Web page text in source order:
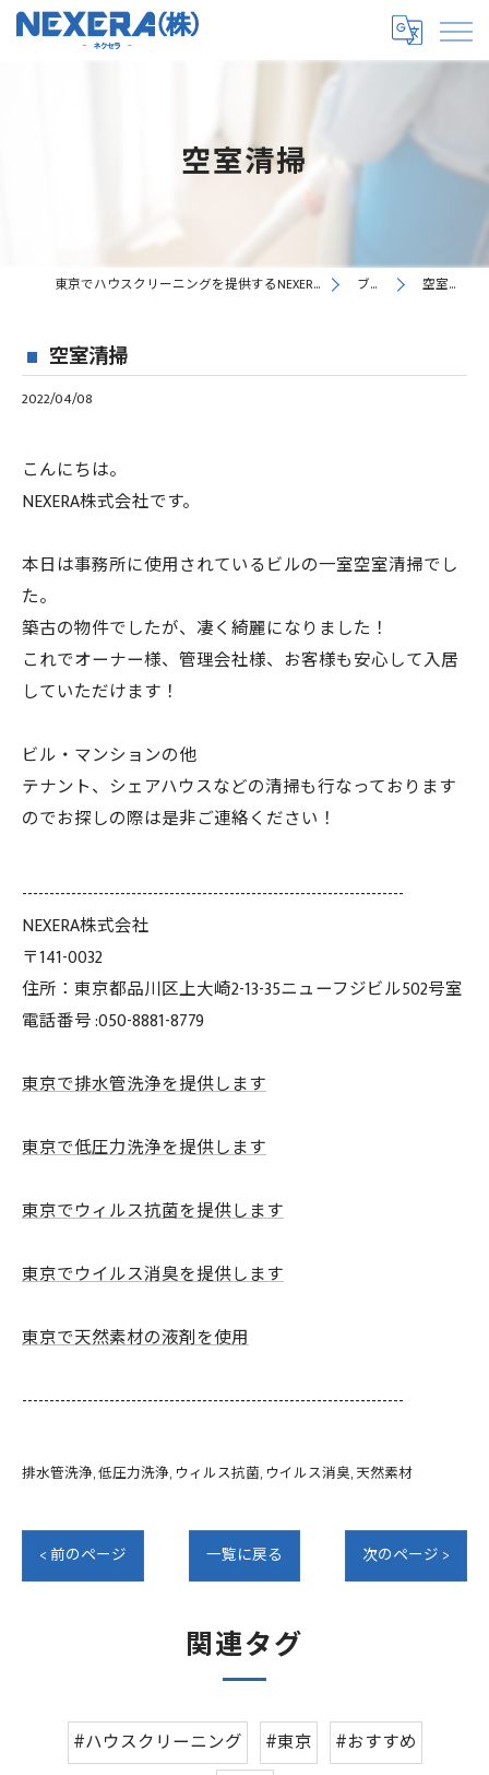
空室清掃
東京でハウスクリーニングを提供するNEXERA株式会社 ブログ 空室清掃
空室清掃
2022/04/08
こんにちは。
NEXERA株式会社です。
本日は事務所に使用されているビルの一室空室清掃でし
た。
築古の物件でしたが、凄く綺麗になりました！
これでオーナー様、管理会社様、お客様も安心して入居
していただけます！
ビル・マンションの他
テナント、シェアハウスなどの清掃も行なっております
のでお探しの際は是非ご連絡ください！
----------------------------------------------------------------------
NEXERA株式会社
〒141-0032
住所：東京都品川区上大崎2-13-35ニューフジビル502号室
電話番号 :050-8881-8779
東京で排水管洗浄を提供します
東京で低圧力洗浄を提供します
東京でウィルス抗菌を提供します
東京でウイルス消臭を提供します
東京で天然素材の液剤を使用
----------------------------------------------------------------------
排水管洗浄 低圧力洗浄 ウィルス抗菌 ウイルス消臭 天然素材
< 前のページ 一覧に戻る 次のページ >
関連タグ
#ハウスクリーニング #東京
#おすすめ